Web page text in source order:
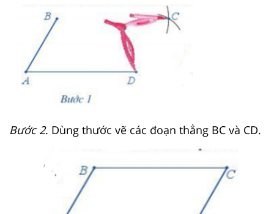
Bước 2. Dùng thước vẽ các đoạn thẳng BC và CD.